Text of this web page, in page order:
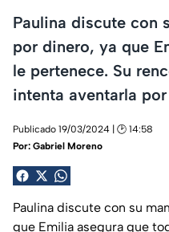
Paulina discute con
por dinero, ya que
le pertenece. Su
intenta aventarla
Publicado 19/03/2024 | 🕑 14:58
Por: Gabriel Moreno
Paulina discute con su
que Emilia asegura que